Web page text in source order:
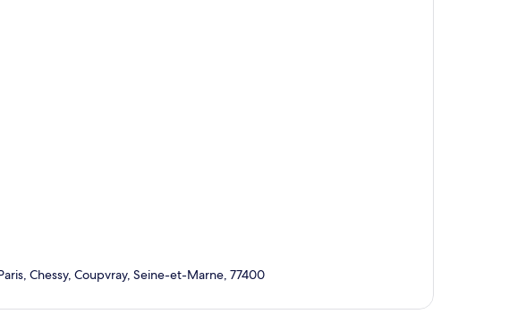
Chessy, Coupvray, Seine-et-Marne, 77400